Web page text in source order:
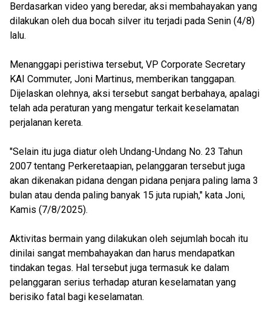
Berdasarkan video yang beredar, aksi membahayakan yang
dilakukan oleh dua bocah silver itu terjadi pada Senin (4/8)
lalu.
Menanggapi peristiwa tersebut, VP Corporate Secretary
KAI Commuter, Joni Martinus, memberikan tanggapan.
Dijelaskan olehnya, aksi tersebut sangat berbahaya, apalagi
telah ada peraturan yang mengatur terkait keselamatan
perjalanan kereta.
"Selain itu juga diatur oleh Undang-Undang No. 23 Tahun
2007 tentang Perkeretaapian, pelanggaran tersebut juga
akan dikenakan pidana dengan pidana penjara paling lama 3
bulan atau denda paling banyak 15 juta rupiah," kata Joni,
Kamis (7/8/2025).
Aktivitas bermain yang dilakukan oleh sejumlah bocah itu
dinilai sangat membahayakan dan harus mendapatkan
tindakan tegas. Hal tersebut juga termasuk ke dalam
pelanggaran serius terhadap aturan keselamatan yang
berisiko fatal bagi keselamatan.